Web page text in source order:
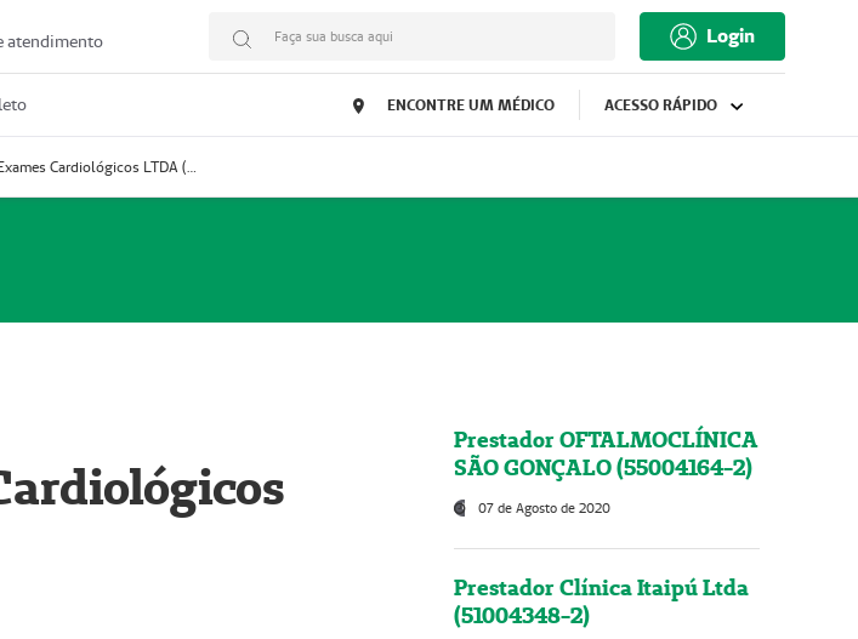
atendimento Faça sua busca aqui Login
ENCONTRE UM MÉDICO ACESSO RÁPIDO
Prestador Decordis Exames Cardiológicos LTDA (51004346-0)
Prestador OFTALMOCLÍNICA
SÃO GONÇALO (55004164-2)
07 de Agosto de 2020
Prestador Clínica Itaipú Ltda
(51004348-2)